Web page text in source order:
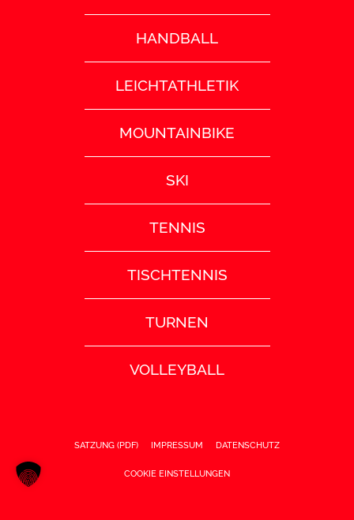
HANDBALL
LEICHTATHLETIK
MOUNTAINBIKE
SKI
TENNIS
TISCHTENNIS
TURNEN
VOLLEYBALL
SATZUNG (PDF) IMPRESSUM DATENSCHUTZ
COOKIE EINSTELLUNGEN